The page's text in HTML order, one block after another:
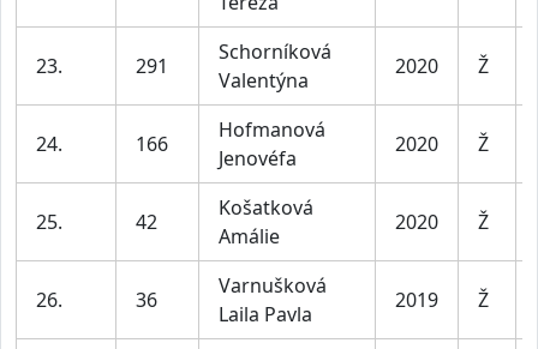
23. 291
Schorníková
Valentýna
2020 Ž
24. 166
Hofmanová
Jenovéfa
2020 Ž
25. 42
Košatková
Amálie
2020 Ž
26. 36
Varnušková
Laila Pavla
2019 Ž